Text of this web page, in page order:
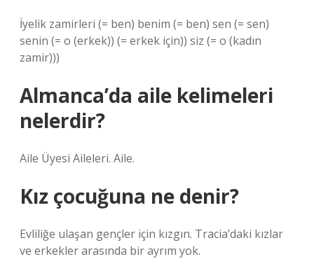
İyelik zamirleri (= ben) benim (= ben) sen (= sen)
senin (= o (erkek)) (= erkek için)) siz (= o (kadın
zamir)))
Almanca’da aile kelimeleri
nelerdir?
Aile Üyesi Aileleri. Aile.
Kız çocuğuna ne denir?
Evliliğe ulaşan gençler için kızgın. Tracia’daki kızlar
ve erkekler arasında bir ayrım yok.